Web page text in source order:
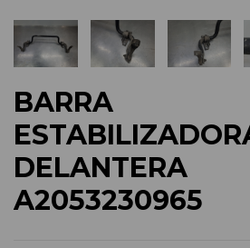
BARRA
DELANTERA
A2053230965